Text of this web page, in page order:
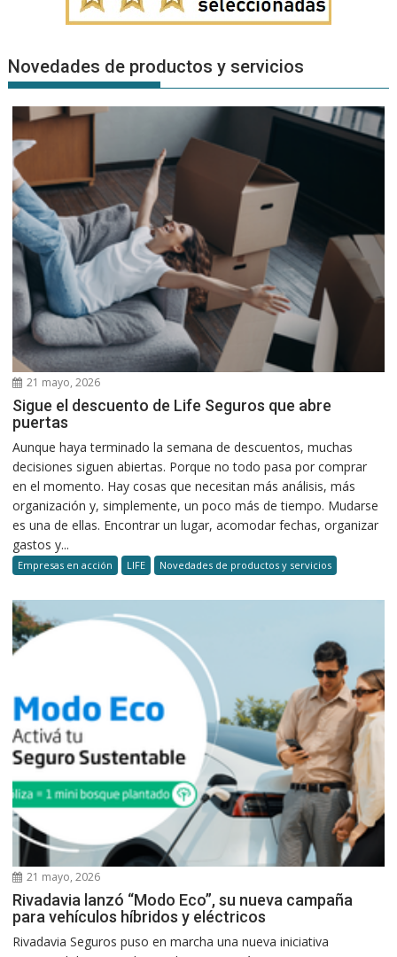
Novedades de productos y servicios
21 mayo, 2026
Sigue el descuento de Life Seguros que abre
puertas
Aunque haya terminado la semana de descuentos, muchas
decisiones siguen abiertas. Porque no todo pasa por comprar
en el momento. Hay cosas que necesitan más análisis, más
organización y, simplemente, un poco más de tiempo. Mudarse
es una de ellas. Encontrar un lugar, acomodar fechas, organizar
gastos y...
Empresas en acción LIFE Novedades de productos y servicios
21 mayo, 2026
Rivadavia lanzó “Modo Eco”, su nueva campaña
para vehículos híbridos y eléctricos
Rivadavia Seguros puso en marcha una nueva iniciativa